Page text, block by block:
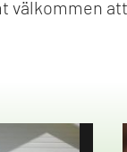
välkommen